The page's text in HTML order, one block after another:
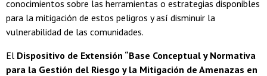
conocimientos sobre las herramientas o estrategias disponibles
para la mitigación de estos peligros y así disminuir la
vulnerabilidad de las comunidades.
El Dispositivo de Extensión “Base Conceptual y Normativa
para la Gestión del Riesgo y la Mitigación de Amenazas en